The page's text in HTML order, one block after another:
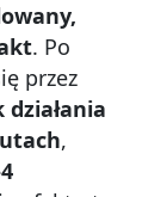
. Po
przez
działania
,